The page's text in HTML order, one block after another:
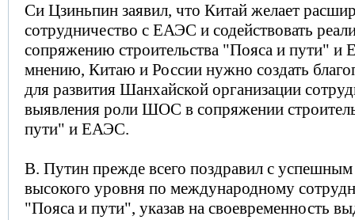
Си Цзиньпин заявил, что Китай желает
сотрудничество с ЕАЭС и содействовать
сопряжению строительства "Пояса и пути"
мнению, Китаю и России нужно создать
для развития Шанхайской организации
выявления роли ШОС в сопряжении
пути" и ЕАЭС.
В. Путин прежде всего поздравил с
высокого уровня по международному
"Пояса и пути", указав на своевременность